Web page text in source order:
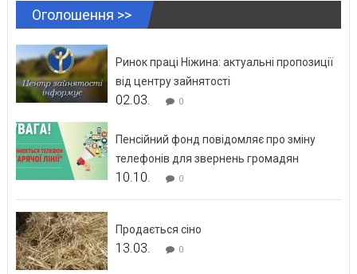
Оголошення >>
Ринок праці Ніжина: актуальні пропозиції
від центру зайнятості
02.03. 0
Пенсійний фонд повідомляє про зміну
телефонів для звернень громадян
10.10. 0
Продається сіно
13.03. 0